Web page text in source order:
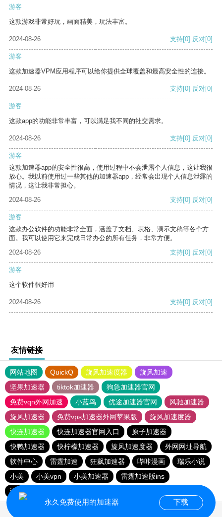
游客
这款游戏非常好玩，画面精美，玩法丰富。
2024-08-26 支持[0] 反对[0]
游客
这款加速器VPM应用程序可以给你提供全球覆盖和最高安全性的连接。
2024-08-26 支持[0] 反对[0]
游客
这款app的功能非常丰富，可以满足我不同的社交需求。
2024-08-26 支持[0] 反对[0]
游客
这款加速器app的安全性很高，使用过程中不会泄露个人信息，这让我很
放心。我以前使用过一些其他的加速器app，经常会出现个人信息泄露的
情况，这让我非常担心。
2024-08-26
支持[0] 反对[0]
游客
这款办公软件的功能非常全面，涵盖了文档、表格、演示文稿等各个方
面。我可以使用它来完成日常办公的所有任务，非常方便。
2024-08-26
支持[0] 反对[0]
游客
这个软件很好用
2024-08-26 支持[0] 反对[0]
友情链接
网站地图 QuickQ 旋风加速度器
旋风加速
坚果加速器
tiktok加速器
狗急加速器官网
免费vqn外网加速
小蓝鸟 优途加速器官网
风驰加速器
旋风加速器
免费vps加速器外网苹果版
旋风加速度器
快连加速器
快连加速器官网入口
原子加速器
快鸭加速器
快柠檬加速器 旋风加速度器
外网网址导航
软件中心
雷霆加速 狂飙加速器 哔咔漫画
瑞乐小说
小美
小美vpn 小美加速器
雷霆加速版ins
海鸥加速器下载
永久免费使用的加速器 下载